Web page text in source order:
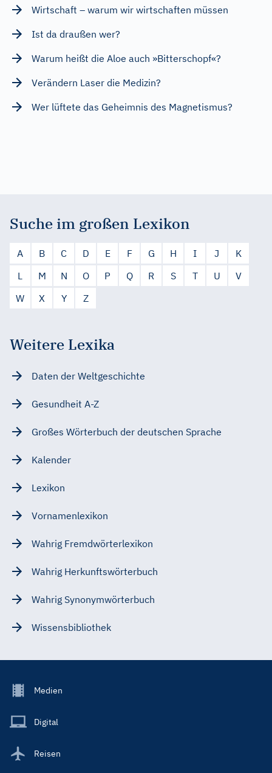
Wirtschaft – warum wir wirtschaften müssen
Ist da draußen wer?
Warum heißt die Aloe auch »Bitterschopf«?
Verändern Laser die Medizin?
Wer lüftete das Geheimnis des Magnetismus?
Suche im großen Lexikon
A B C D E F G H I J
K
L
M N O P Q R S T U
V
W
X Y Z
Weitere Lexika
Daten der Weltgeschichte
Gesundheit A-Z
Großes Wörterbuch der deutschen Sprache
Kalender
Lexikon
Vornamenlexikon
Wahrig Fremdwörterlexikon
Wahrig Herkunftswörterbuch
Wahrig Synonymwörterbuch
Wissensbibliothek
Footer
Main
Medien
Digital
Reisen